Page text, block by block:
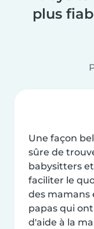
plus
Une façon
sûre de
babysitters
faciliter le
des mamans
papas qui
d'aide à la